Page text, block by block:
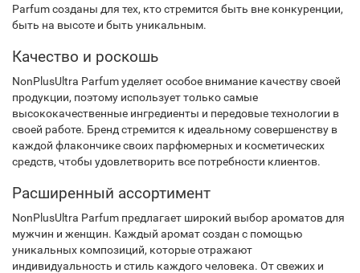
Parfum созданы для тех, кто стремится быть вне конкуренции,
быть на высоте и быть уникальным.
Качество и роскошь
NonPlusUltra Parfum уделяет особое внимание качеству своей
продукции, поэтому использует только самые
высококачественные ингредиенты и передовые технологии в
своей работе. Бренд стремится к идеальному совершенству в
каждой флакончике своих парфюмерных и косметических
средств, чтобы удовлетворить все потребности клиентов.
Расширенный ассортимент
NonPlusUltra Parfum предлагает широкий выбор ароматов для
мужчин и женщин. Каждый аромат создан с помощью
уникальных композиций, которые отражают
индивидуальность и стиль каждого человека. От свежих и